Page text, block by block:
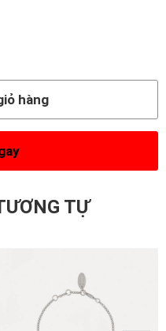
hàng
TỰ